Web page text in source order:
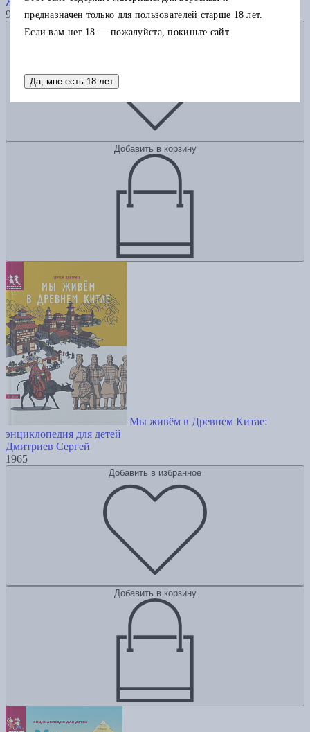
955
Добавить в избранное
Добавить в корзину
Мы живём в Древнем Китае:
энциклопедия для детей
Дмитриев Сергей
1965
Добавить в избранное
Добавить в корзину
предназначен только для пользователей старше 18 лет.
Если вам нет 18 — пожалуйста, покиньте сайт.
Да, мне есть 18 лет